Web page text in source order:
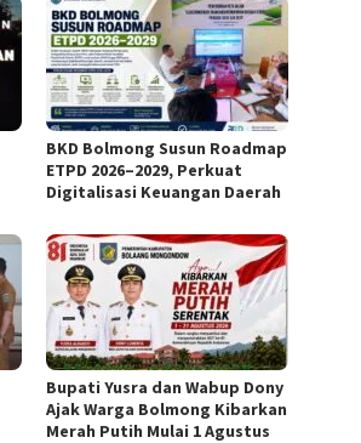
BKD Bolmong Susun Roadmap
ETPD 2026–2029, Perkuat
Digitalisasi Keuangan Daerah
Bupati Yusra dan Wabup Dony
Ajak Warga Bolmong Kibarkan
Merah Putih Mulai 1 Agustus